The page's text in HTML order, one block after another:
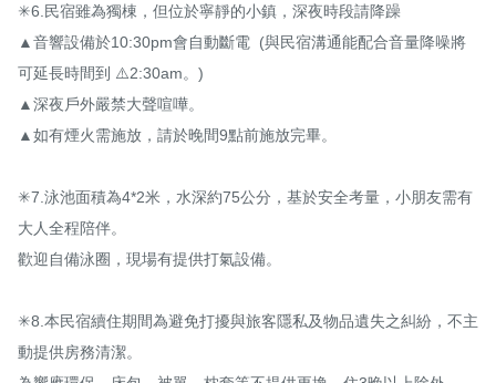
✳6.民宿雖為獨棟，但位於寧靜的小鎮，深夜時段請降躁
▲音響設備於10:30pm會自動斷電  (與民宿溝通能配合音量降噪將
可延長時間到 ⚠️2:30am。)
▲深夜戶外嚴禁大聲喧嘩。
▲如有煙火需施放，請於晚間9點前施放完畢。
✳7.泳池面積為4*2米，水深約75公分，基於安全考量，小朋友需有
大人全程陪伴。
歡迎自備泳圈，現場有提供打氣設備。
✳8.本民宿續住期間為避免打擾與旅客隱私及物品遺失之糾紛，不主
動提供房務清潔。